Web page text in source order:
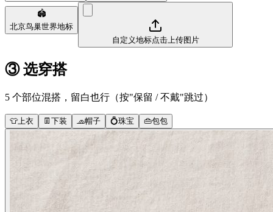
🏟️
北京鸟巢世界地标
自定义地标点击上传图片
③ 选穿搭
5 个部位混搭，留白也行（按"保留 / 不戴"跳过）
👕上衣 👖 下装 🧢帽子 💍珠宝 👜包包